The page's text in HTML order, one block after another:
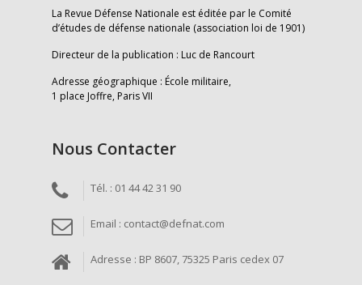
La Revue Défense Nationale est éditée par le Comité
d’études de défense nationale (association loi de 1901)
Directeur de la publication : Luc de Rancourt
Adresse géographique : École militaire,
1 place Joffre, Paris VII
Nous Contacter
Tél. : 01 44 42 31 90
Email : contact@defnat.com
Adresse : BP 8607, 75325 Paris cedex 07